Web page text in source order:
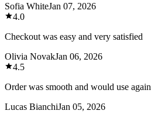
Sofia WhiteJan 07, 2026
4.0
Checkout was easy and very satisfied
Olivia NovakJan 06, 2026
4.5
Order was smooth and would use again
Lucas BianchiJan 05, 2026